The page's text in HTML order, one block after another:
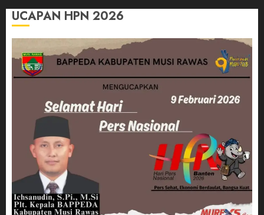
UCAPAN HPN 2026